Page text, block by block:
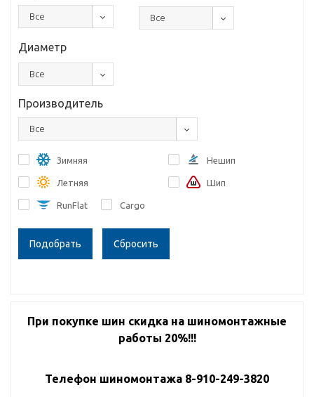
Все Все
Диаметр
Все
Производитель
Все
Зимняя
Летняя
RunFlat Cargo
Нешип
Шип
Сбросить
При покупке шин скидка на шиномонтажные
работы 20%!!!
Телефон шиномонтажа 8-910-249-3820